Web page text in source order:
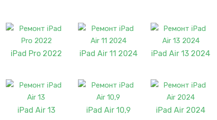
iPad Pro 2022 iPad Air 11 2024 iPad Air 13 2024
iPad Air 13 iPad Air 10,9 iPad Air 2024